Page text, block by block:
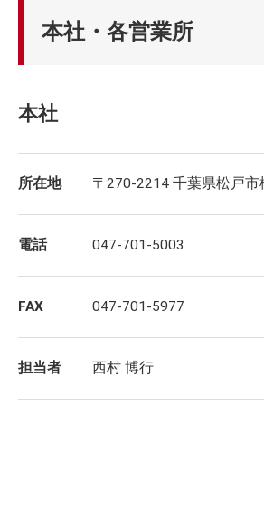
本社・各営業所
本社
所在地 〒270-2214 千葉県松戸市
電話 047-701-5003
FAX 047-701-5977
担当者 西村 博行